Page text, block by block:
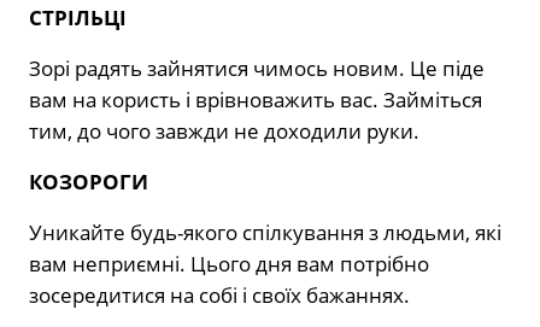
СТРІЛЬЦІ
Зорі радять зайнятися чимось новим. Це піде
вам на користь і врівноважить вас. Займіться
тим, до чого завжди не доходили руки.
КОЗОРОГИ
Уникайте будь-якого спілкування з людьми, які
вам неприємні. Цього дня вам потрібно
зосередитися на собі і своїх бажаннях.